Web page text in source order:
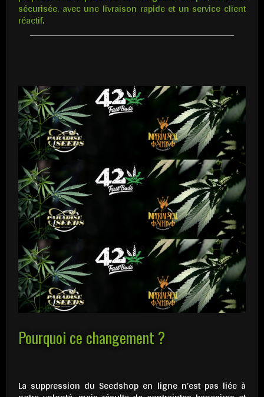
sécurisée, avec une livraison rapide et un service client
réactif.
Pourquoi ce changement ?
La suppression du Seedshop en ligne n’est pas liée à